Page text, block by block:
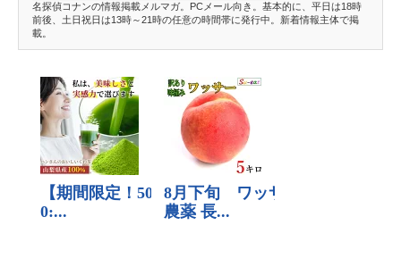
名探偵コナンの情報掲載メルマガ。PCメール向き。基本的に、平日は18時
前後、土日祝日は13時～21時の任意の時間帯に発行中。新着情報主体で掲
載。